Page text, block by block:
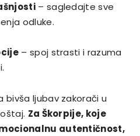
– sagledajte sve
odluke.
– spoj strasti i razuma
bivša ljubav zakorači u
Za Škorpije, koje
autentičnost,